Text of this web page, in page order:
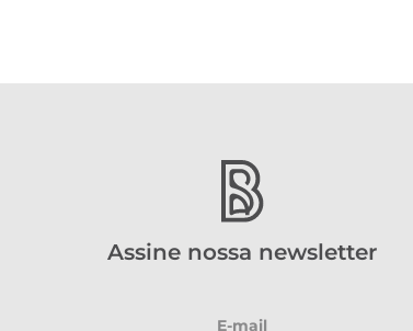
Assine nossa newsletter